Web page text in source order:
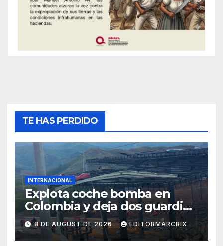
TE HAS PERDIDO
INTERNACIONAL
Explota coche bomba en
Colombia y deja dos guardias
heridos
8 DE AUGUST DE 2026 EDITORMARCRIX